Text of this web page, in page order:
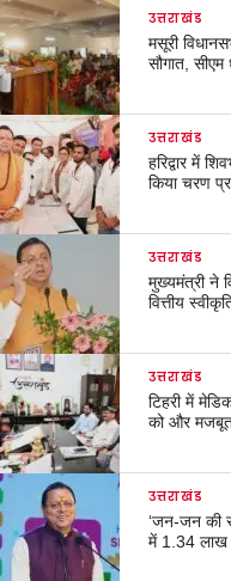
उत्तराखंड
मसूरी
सौगात, सीएम
उत्तराखंड
हरिद्वार में
किया चरण
उत्तराखंड
मुख्यमंत्री ने
वित्तीय
उत्तराखंड
टिहरी में
को और मजबूत
उत्तराखंड
‘जन-जन की
में 1.34 लाख